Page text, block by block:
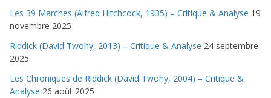
Les 39 Marches (Alfred Hitchcock, 1935) – Critique & Analyse 19
novembre 2025
Riddick (David Twohy, 2013) – Critique & Analyse 24 septembre
2025
Les Chroniques de Riddick (David Twohy, 2004) – Critique &
Analyse 26 août 2025